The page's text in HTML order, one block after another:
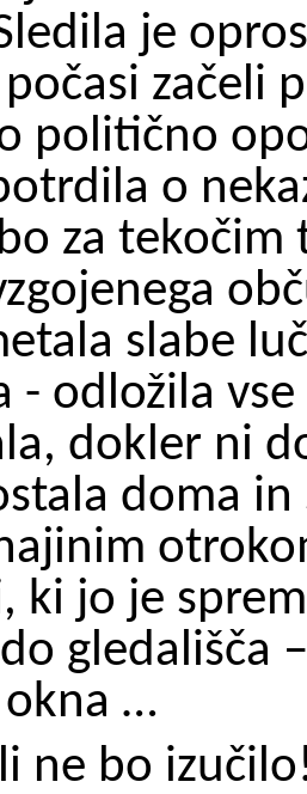
je
začeli
politično
o
za
slabe
- odložila
dokler ni
doma in
ki jo je
gledališča
okna …
ne bo izučilo!